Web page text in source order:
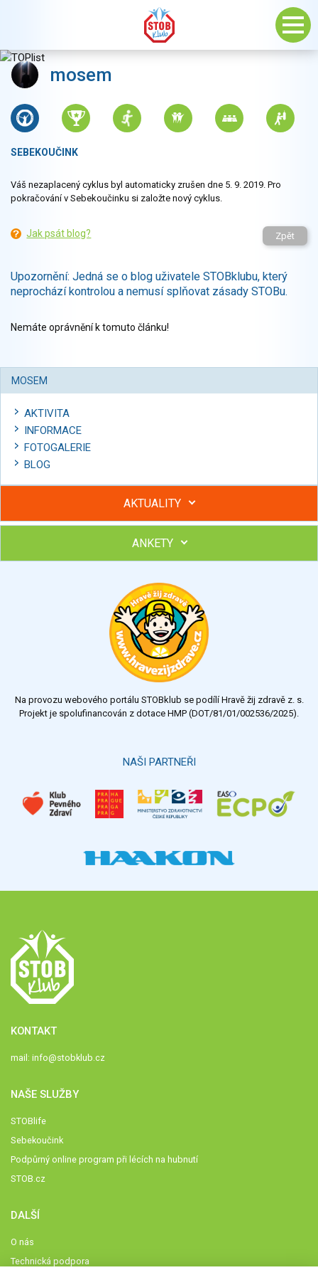
mosem
SEBEKOUČINK
Váš nezaplacený cyklus byl automaticky zrušen dne 5. 9. 2019. Pro
pokračování v Sebekoučinku si založte nový cyklus.
Jak psát blog? Zpět
Upozornění: Jedná se o blog uživatele STOBklubu, který
neprochází kontrolou a nemusí splňovat zásady STOBu.
Nemáte oprávnění k tomuto článku!
MOSEM
AKTIVITA
INFORMACE
FOTOGALERIE
BLOG
AKTUALITY
Hubněte s podporou lektorky a skupiny v kurzech STOBu
Chcete poradit s hubnutím? Najděte si odborníka STOBu ve
ANKETY
Výsledky Všechny ankety
Na provozu webového portálu STOBklub se podílí Hravě žij zdravě z. s.
Projekt je spolufinancován z dotace HMP (DOT/81/01/002536/2025).
NAŠI PARTNEŘI
KONTAKT
mail: info@stobklub.cz
NAŠE SLUŽBY
STOBlife
Sebekoučink
Podpůrný online program při lécích na hubnutí
STOB.cz
DALŠÍ
O nás
Technická podpora